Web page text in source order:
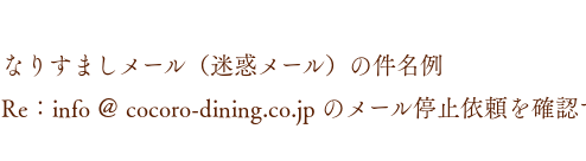
なりすましメール（迷惑メール）の件名例
Re：info ＠ cocoro-dining.co.jp のメール停止依頼を確認